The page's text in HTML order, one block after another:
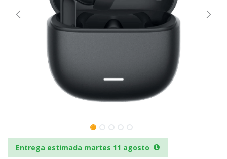
Entrega estimada martes 11 agosto